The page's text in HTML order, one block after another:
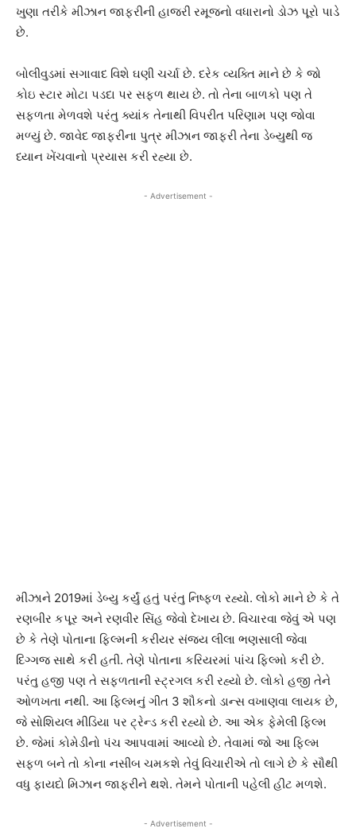
ખુણા તરીકે મીઝાન જાફરીની હાજરી રમૂજનો વધારાનો ડોઝ પૂરો પાડે
છે.
બોલીવુડમાં સગાવાદ વિશે ઘણી ચર્ચા છે. દરેક વ્યક્તિ માને છે કે જો
કોઇ સ્ટાર મોટા પડદા પર સફળ થાય છે. તો તેના બાળકો પણ તે
સફળતા મેળવશે પરંતુ ક્યાંક તેનાથી વિપરીત પરિણામ પણ જોવા
મળ્યું છે. જાવેદ જાફરીના પુત્ર મીઝાન જાફરી તેના ડેબ્યુથી જ
ધ્યાન ખેંચવાનો પ્રયાસ કરી રહ્યા છે.
- Advertisement -
મીઝાને 2019માં ડેબ્યુ કર્યું હતું પરંતુ નિષ્ફળ રહ્યો. લોકો માને છે કે તે
રણબીર કપૂર અને રણવીર સિંહ જેવો દેખાય છે. વિચારવા જેવું એ પણ
છે કે તેણે પોતાના ફિલ્મની કરીયર સંજય લીલા ભણસાલી જેવા
દિગ્ગજ સાથે કરી હતી. તેણે પોતાના કરિયરમાં પાંચ ફિલ્મો કરી છે.
પરંતુ હજી પણ તે સફળતાની સ્ટ્રગલ કરી રહ્યો છે. લોકો હજી તેને
ઓળખતા નથી. આ ફિલ્મનું ગીત 3 શૌકનો ડાન્સ વખાણવા લાયક છે,
જે સોશિયલ મીડિયા પર ટ્રેન્ડ કરી રહ્યો છે. આ એક ફેમેલી ફિલ્મ
છે. જેમાં કોમેડીનો પંચ આપવામાં આવ્યો છે. તેવામાં જો આ ફિલ્મ
સફળ બને તો કોના નસીબ ચમકશે તેવું વિચારીએ તો લાગે છે કે સૌથી
વધુ ફાયદો મિઝાન જાફરીને થશે. તેમને પોતાની પહેલી હીટ મળશે.
- Advertisement -